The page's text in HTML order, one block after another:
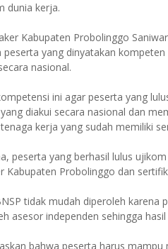
dunia kerja.
Kabupaten Probolinggo
peserta yang dinyatakan
nasional.
ini agar peserta yang
diakui secara nasional dan
kerja yang sudah memiliki
peserta yang berhasil lulus
Kabupaten Probolinggo dan
tidak mudah diperoleh
asesor independen sehingga
bahwa peserta harus